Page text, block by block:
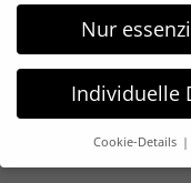
Nur
Individuelle
Cookie-Details